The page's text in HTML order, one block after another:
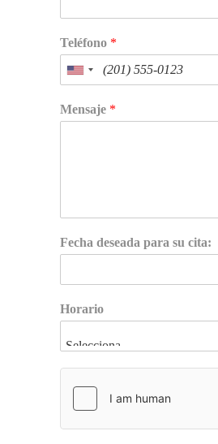
Teléfono *
Mensaje *
Fecha deseada para su cita:
Horario